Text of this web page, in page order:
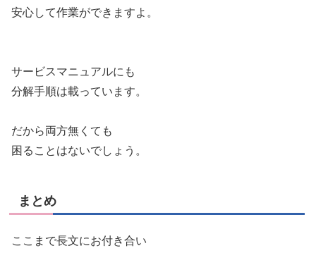
安心して作業ができますよ。
サービスマニュアルにも
分解手順は載っています。
だから両方無くても
困ることはないでしょう。
まとめ
ここまで長文にお付き合い